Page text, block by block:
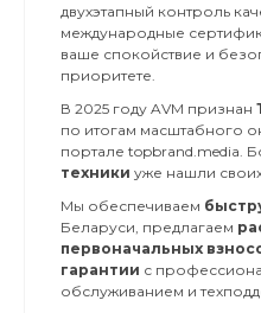
двухэтапный контроль
международные
ваше спокойствие и
приоритете.
В 2025 году AVM признан
по итогам масштабного
портале topbrand.media.
техники уже нашли
Мы обеспечиваем
Беларуси, предлагаем
первоначальных
гарантии с
обслуживанием и